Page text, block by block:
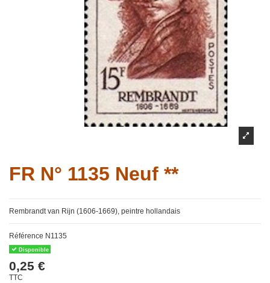
FR N° 1135 Neuf **
Rembrandt van Rijn (1606-1669), peintre hollandais
Référence N1135
Disponible
0,25 €
TTC